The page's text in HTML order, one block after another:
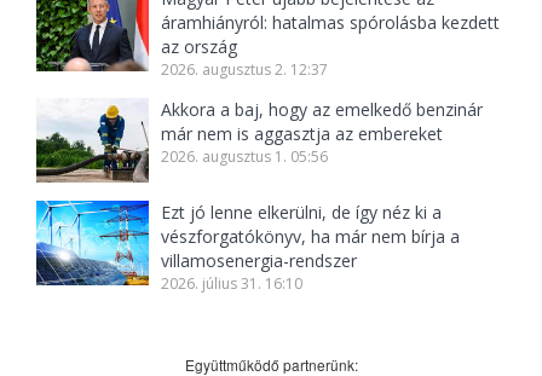
áramhiányról: hatalmas spórolásba kezdett
az ország
2026. augusztus 2. 12:37
Akkora a baj, hogy az emelkedő benzinár
már nem is aggasztja az embereket
2026. augusztus 1. 05:56
Ezt jó lenne elkerülni, de így néz ki a
vészforgatókönyv, ha már nem bírja a
villamosenergia-rendszer
2026. július 31. 16:10
Együttműködő partnerünk: